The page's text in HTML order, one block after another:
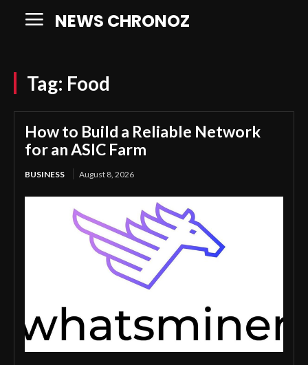
NEWS CHRONOZ
Tag: Food
How to Build a Reliable Network
for an ASIC Farm
BUSINESS August 8, 2026